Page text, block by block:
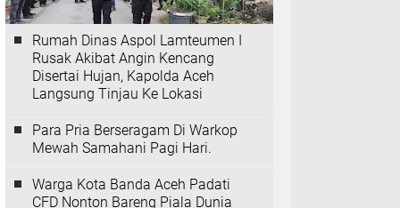
Rumah Dinas Aspol Lamteumen I
Rusak Akibat Angin Kencang
Disertai Hujan, Kapolda Aceh
Langsung Tinjau Ke Lokasi
Para Pria Berseragam Di Warkop
Mewah Samahani Pagi Hari.
Warga Kota Banda Aceh Padati
CFD Nonton Bareng Piala Dunia